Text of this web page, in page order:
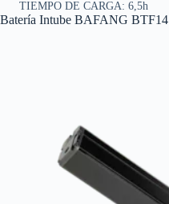
TIEMPO DE CARGA: 6,5h
Batería Intube BAFANG BTF14